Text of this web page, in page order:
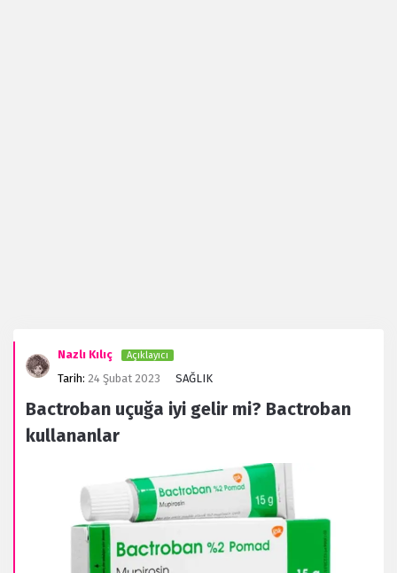
Evanaz.com
Latest
Forum
Nazlı Kılıç Açıklayıcı
Tarih: 24 Şubat 2023 SAĞLIK
Bactroban uçuğa iyi gelir mi? Bactroban
kullananlar